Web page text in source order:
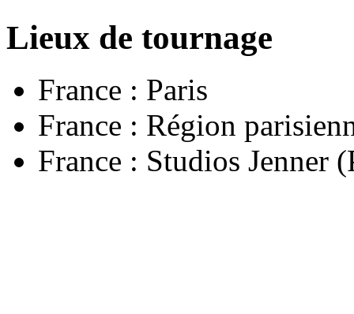
Lieux de tournage
France : Paris
France : Région
France : Studios Jenner